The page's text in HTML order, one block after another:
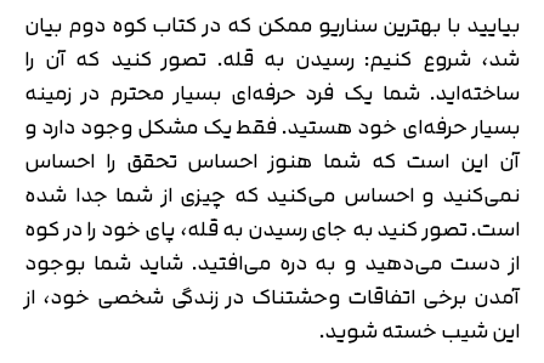
بیایید با بهترین سناریو ممکن که در کتاب کوه دوم بیان
شد، شروع کنیم: رسیدن به قله. تصور کنید که آن را
ساخته‌اید. شما یک فرد حرفه‌ای بسیار محترم در زمینه
بسیار حرفه‌ای خود هستید. فقط یک مشکل وجود دارد و
آن این است که شما هنوز احساس تحقق را احساس
نمی‌کنید و احساس می‌کنید که چیزی از شما جدا شده
است. تصور کنید به جای رسیدن به قله، پای خود را در کوه
از دست می‌دهید و به دره می‌افتید. شاید شما بوجود
آمدن برخی اتفاقات وحشتناک در زندگی شخصی خود، از
این شیب خسته شوید.
تایید کد
کد ارسال شده را وارد کنید
اصلاح شماره
تایید کد
دریافت مجدد کد:00:59
متوجه شدم